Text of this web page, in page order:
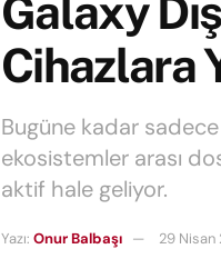
Galaxy
Cihazlara
Bugüne kadar sadece
ekosistemler arası
aktif hale geliyor.
Yazı: Onur Balbaşı 29 Nisan